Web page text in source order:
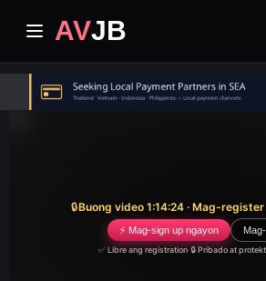
AVJB
Home
Mga Album
🔒Buong video 1:14:24 · Mag-
⚡ Mag-sign up ngayon
✅ Libre ang registration·🔒 Pribado at